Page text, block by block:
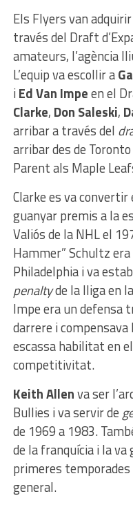
Els Flyers van
través del Draft
amateurs, l’agència
L’equip va escollir a
iEd Van Impeen el
Clarke, Don Saleski,
arribar a través del
arribar des de
Parent als Maple
Clarke es va convertir
guanyar premis a la
Valiós de la NHL el
Hammer” Schultz
Philadelphia i va
penaltyde la lliga en
Impe era un defensa
darrere i
escassa habilitat en
competitivitat.
Keith Allenva ser
Bullies i va servir de
de 1969 a 1983.
de la franquícia i la
primeres
general.